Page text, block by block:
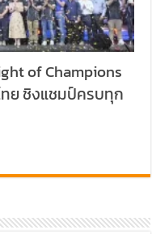
of Champions
ทย ชิงแชมป์ครบทุก